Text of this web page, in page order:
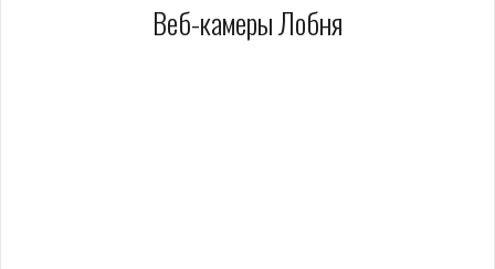
Веб-камеры Лобня